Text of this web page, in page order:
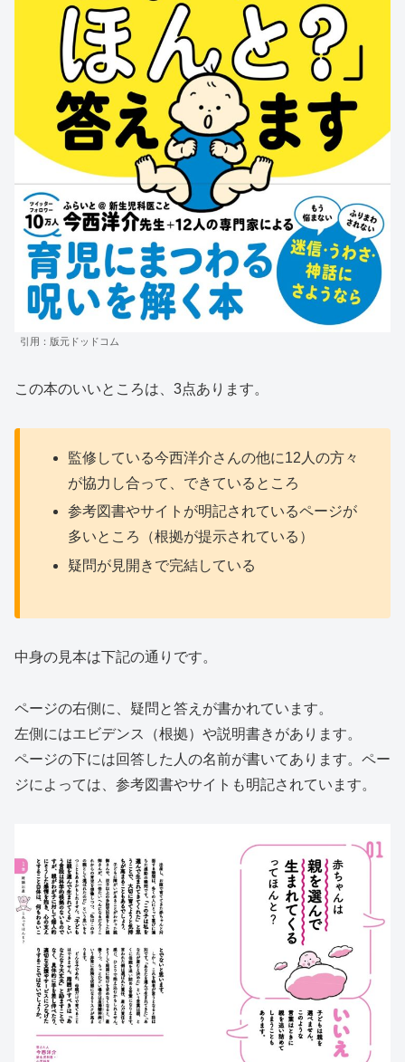
引用：版元ドッドコム
この本のいいところは、3点あります。
監修している今西洋介さんの他に12人の方々
が協力し合って、できているところ
参考図書やサイトが明記されているページが
多いところ（根拠が提示されている）
疑問が見開きで完結している
中身の見本は下記の通りです。
ページの右側に、疑問と答えが書かれています。
左側にはエビデンス（根拠）や説明書きがあります。
ページの下には回答した人の名前が書いてあります。ペー
ジによっては、参考図書やサイトも明記されています。